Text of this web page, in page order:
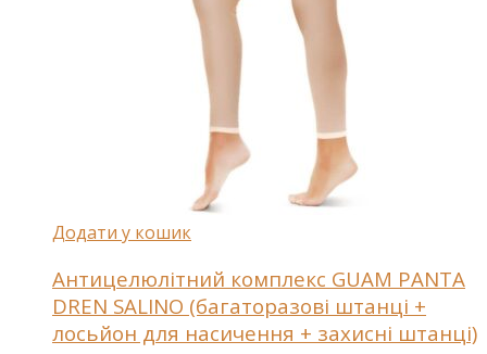
Додати у кошик
Антицелюлітний комплекс GUAM PANTA
DREN SALINO (багаторазові штанці +
лосьйон для насичення + захисні штанці)